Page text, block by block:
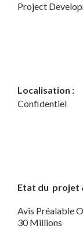
Project
Localisation :
Confidentiel
Etat du projet
Avis Préalable
30 Millions